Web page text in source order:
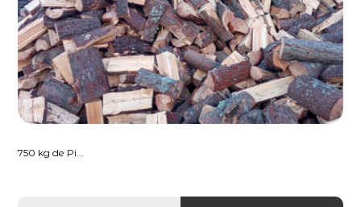
750 kg de Pi...